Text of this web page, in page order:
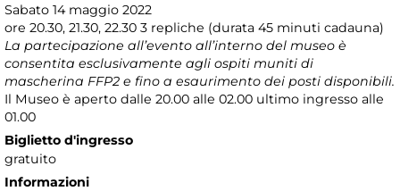
Sabato 14 maggio 2022
ore 20.30, 21.30, 22.30 3 repliche (durata 45 minuti cadauna)
La partecipazione all’evento all’interno del museo è
consentita esclusivamente agli ospiti muniti di
mascherina FFP2 e fino a esaurimento dei posti disponibili.
Il Museo è aperto dalle 20.00 alle 02.00 ultimo ingresso alle
01.00
Biglietto d'ingresso
gratuito
Informazioni